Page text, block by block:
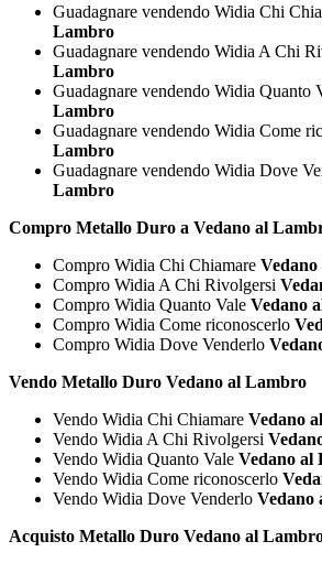
Guadagnare vendendo Widia Chi
Lambro
Guadagnare vendendo Widia A Chi
Lambro
Guadagnare vendendo Widia Quanto
Lambro
Guadagnare vendendo Widia Come
Lambro
Guadagnare vendendo Widia Dove
Lambro
Compro Metallo Duro a Vedano al
Compro Widia Chi Chiamare
Compro Widia A Chi Rivolgersi
Compro Widia Quanto Vale Vedano
Compro Widia Come riconoscerlo
Compro Widia Dove Venderlo
Vendo Metallo Duro Vedano al Lambro
Vendo Widia Chi Chiamare Vedano
Vendo Widia A Chi Rivolgersi
Vendo Widia Quanto Vale Vedano al
Vendo Widia Come riconoscerlo
Vendo Widia Dove Venderlo Vedano
Acquisto Metallo Duro Vedano al